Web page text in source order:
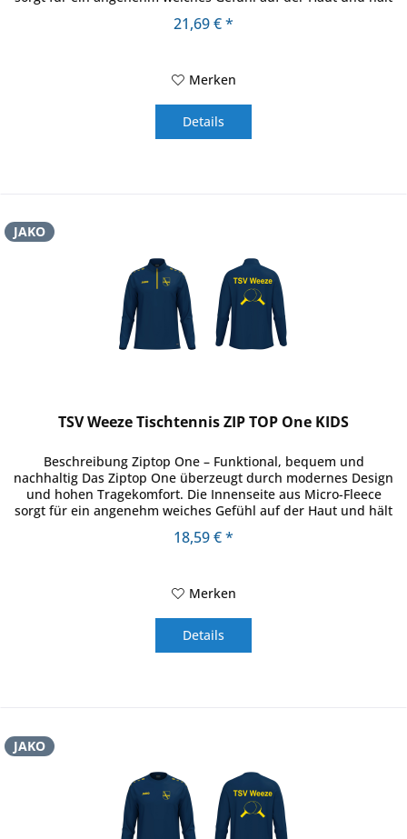
21,69 € *
Merken
Details
JAKO
TSV Weeze Tischtennis ZIP TOP One KIDS
Beschreibung Ziptop One – Funktional, bequem und
nachhaltig Das Ziptop One überzeugt durch modernes Design
und hohen Tragekomfort. Die Innenseite aus Micro-Fleece
sorgt für ein angenehm weiches Gefühl auf der Haut und hält
18,59 € *
Merken
Details
JAKO